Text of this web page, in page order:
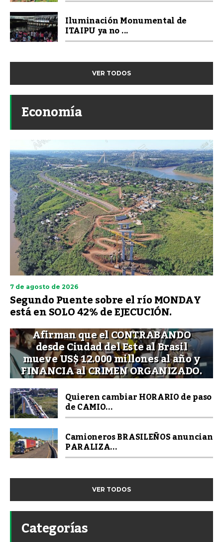
Iluminación Monumental de
ITAIPU ya no ...
VER TODOS
Economía
7 de agosto de 2026
Segundo Puente sobre el río MONDAY
está en SOLO 42% de EJECUCIÓN.
Afirman que el CONTRABANDO
desde Ciudad del Este al Brasil
mueve US$ 12.000 millones al año y
FINANCIA al CRIMEN ORGANIZADO.
Quieren cambiar HORARIO de paso
de CAMIO...
Camioneros BRASILEÑOS anuncian
PARALIZA...
VER TODOS
Categorías